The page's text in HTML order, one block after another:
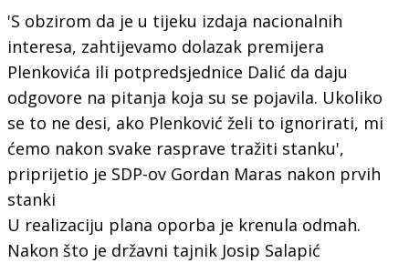
'S obzirom da je u tijeku izdaja nacionalnih
interesa, zahtijevamo dolazak premijera
Plenkovića ili potpredsjednice Dalić da daju
odgovore na pitanja koja su se pojavila. Ukoliko
se to ne desi, ako Plenković želi to ignorirati, mi
ćemo nakon svake rasprave tražiti stanku',
priprijetio je SDP-ov Gordan Maras nakon prvih
stanki
U realizaciju plana oporba je krenula odmah.
Nakon što je državni tajnik Josip Salapić